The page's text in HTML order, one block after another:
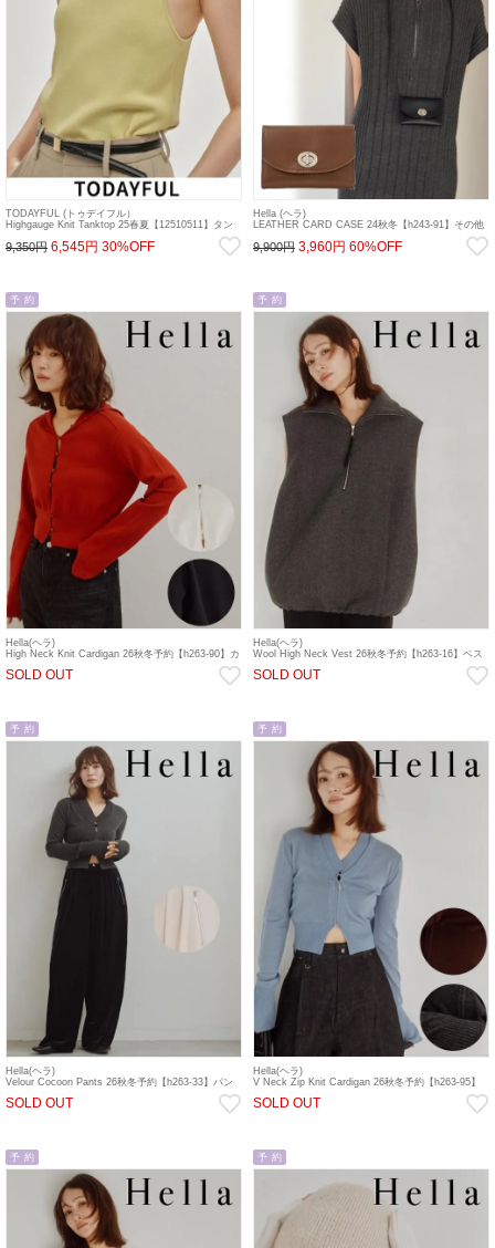
TODAYFUL (トゥデイフル）
Highgauge Knit Tanktop 25春夏【12510511】タン
9,350円 6,545円 30%OFF
Hella (ヘラ)
LEATHER CARD CASE 24秋冬【h243-91】その他
9,900円 3,960円 60%OFF
予 約
Hella(ヘラ)
High Neck Knit Cardigan 26秋冬予約【h263-90】カ
SOLD OUT
予 約
Hella(ヘラ)
Wool High Neck Vest 26秋冬予約【h263-16】ベス
SOLD OUT
予 約
Hella(ヘラ)
Velour Cocoon Pants 26秋冬予約【h263-33】パン
SOLD OUT
予 約
Hella(ヘラ)
V Neck Zip Knit Cardigan 26秋冬予約【h263-95】
SOLD OUT
予 約 予 約